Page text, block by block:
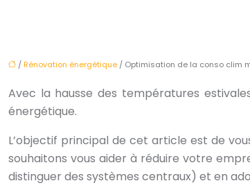
/ Rénovation énergétique / Optimisation de la conso clim
Avec la hausse des températures
énergétique.
L’objectif principal de cet article est de
souhaitons vous aider à réduire votre
distinguer des systèmes centraux) et en